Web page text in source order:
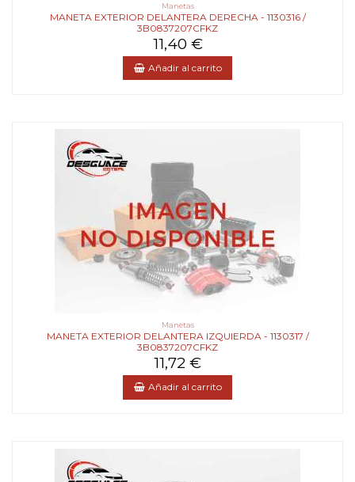
Manetas
MANETA EXTERIOR DELANTERA DERECHA - 1130316 /
3B0837207CFKZ
11,40 €
Añadir al carrito
Manetas
MANETA EXTERIOR DELANTERA IZQUIERDA - 1130317 /
3B0837207CFKZ
11,72 €
Añadir al carrito